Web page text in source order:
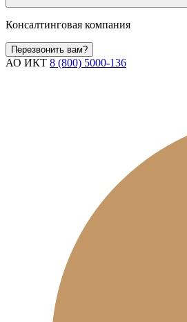
Консалтинговая компания
Перезвонить вам?
АО ИКТ 8 (800) 5000-136